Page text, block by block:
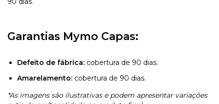
Garantias Mymo Capas:
Defeito de fábrica: cobertura de 90 dias.
Amarelamento: cobertura de 90 dias.
*As imagens são ilustrativas e podem apresentar variações